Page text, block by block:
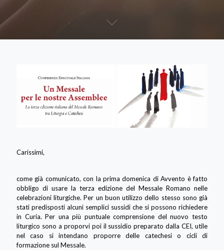
Carissimi,
come già comunicato, con la prima domenica di Avvento è fatto
obbligo di usare la terza edizione del Messale Romano nelle
celebrazioni liturgiche. Per un buon utilizzo dello stesso sono già
stati predisposti alcuni semplici sussidi che si possono richiedere
in Curia. Per una più puntuale comprensione del nuovo testo
liturgico sono a proporvi poi il sussidio preparato dalla CEI, utile
nel caso si intendano proporre delle catechesi o cicli di
formazione sul Messale.